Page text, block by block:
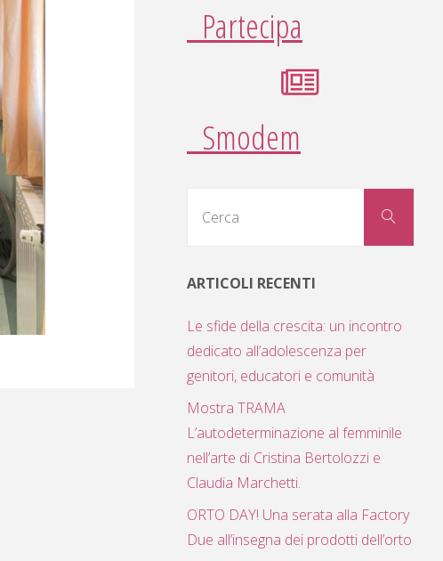
Partecipa
Smodem
Cerca
ARTICOLI RECENTI
Le sfide della crescita: un incontro
dedicato all’adolescenza per
genitori, educatori e comunità
Mostra TRAMA
L’autodeterminazione al femminile
nell’arte di Cristina Bertolozzi e
Claudia Marchetti.
ORTO DAY! Una serata alla Factory
Due all’insegna dei prodotti dell’orto